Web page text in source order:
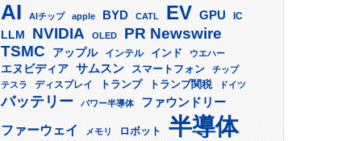
AI AIチップ apple BYD CATL EV GPU IC
LLM NVIDIA OLED PR Newswire
TSMC アップル インテル インド ウエハー
エヌビディア サムスン スマートフォン
チップ
テスラ
ディスプレイ トランプ トランプ関税 ドイツ
バッテリー パワー半導体 ファウンドリー
ファーウェイ メモリ ロボット 半導体